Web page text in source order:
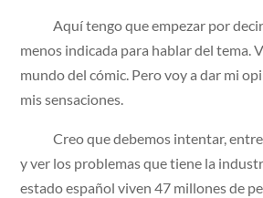
Aquí tengo que empezar por decir
menos indicada para hablar del tema.
mundo del cómic. Pero voy a dar mi
mis sensaciones.
Creo que debemos intentar, entre
y ver los problemas que tiene la
estado español viven 47 millones de